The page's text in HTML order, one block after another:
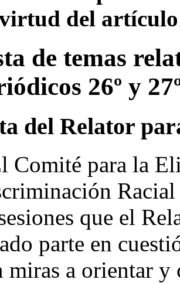
del
de temas
26º y
del Relator
Comité para la
que el
parte en
miras a orientar